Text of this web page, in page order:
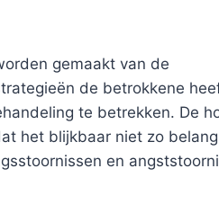
gemaakt van de
de betrokkene
te betrekken. De
het blijkbaar niet zo
en